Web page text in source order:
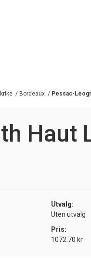
/ Bordeaux / Pessac-
Haut
Utvalg:
Uten utvalg
Pris:
1072.70 kr